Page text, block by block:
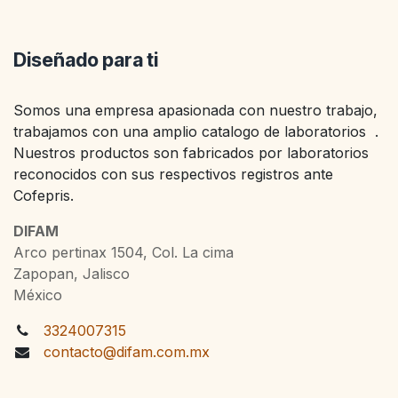
Diseñado para ti
Somos una empresa apasionada con nuestro trabajo,
trabajamos con una amplio catalogo de laboratorios .
Nuestros productos son fabricados por laboratorios
reconocidos con sus respectivos registros ante
Cofepris.
DIFAM
Arco pertinax 1504, Col. La cima
Zapopan, Jalisco
México
3324007315
contacto@difam.com.mx